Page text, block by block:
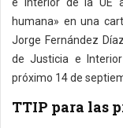
humana» en una
Jorge Fernández
de Justicia e
próximo 14 de
TTIP para las